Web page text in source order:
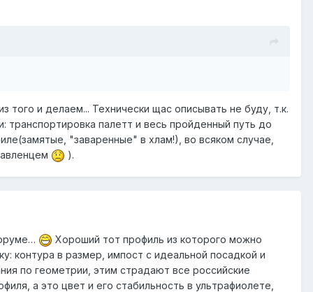
того и делаем... Технически щас описывать не буду, т.к.
транспортировка палетт и весь пройденный путь до
"заваренные" в хлам!), во всяком случае,
).
Хороший тот профиль из которого можно
контура в размер, импост с идеальной посадкой и
по геометрии, этим страдают все российские
а это цвет и его стабильность в ультрафиолете,